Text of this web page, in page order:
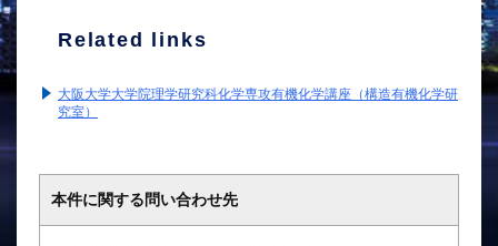
Related links
大阪大学大学院理学研究科化学専攻有機化学講座（構造有機化学研
究室）
本件に関する問い合わせ先